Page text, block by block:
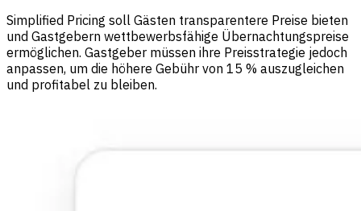
Simplified Pricing soll Gästen transparentere Preise bieten
und Gastgebern wettbewerbsfähige Übernachtungspreise
ermöglichen. Gastgeber müssen ihre Preisstrategie jedoch
anpassen, um die höhere Gebühr von 15 % auszugleichen
und profitabel zu bleiben.